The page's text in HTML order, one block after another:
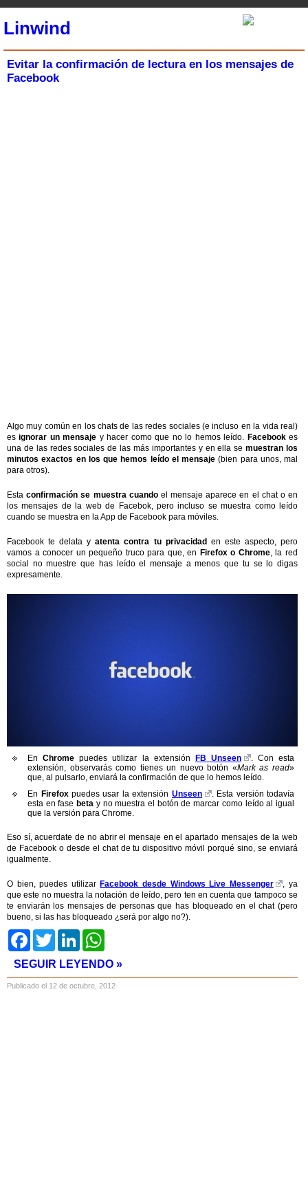
Linwind
Evitar la confirmación de lectura en los mensajes de
Facebook
Algo muy común en los chats de las redes sociales (e incluso en la vida real)
esignorar un mensaje y hacer como que no lo hemos leído. Facebookes
una de las redes sociales de las más importantes y en ella semuestran los
minutos exactos en los que hemos leído el mensaje (bien para unos, mal
para otros).
Estaconfirmación se muestra cuandoel mensaje aparece en el chat o en
los mensajes de la web de Facebok, pero incluso se muestra como leído
cuando se muestra en la App de Facebook para móviles.
Facebook te delata yatenta contra tu privacidad en este aspecto, pero
vamos a conocer un pequeño truco para que, en Firefox o Chrome, la red
social no muestre que has leído el mensaje a menos que tu se lo digas
expresamente.
EnChrome puedes utilizar la extensión FB Unseen
. Con esta
extensión, observarás como tienes un nuevo botón «Mark as read»
que, al pulsarlo, enviará la confirmación de que lo hemos leído.
En Firefoxpuedes usar la extensión Unseen
. Esta versión todavía
esta en fasebeta y no muestra el botón de marcar como leído al igual
que la versión para Chrome.
Eso sí, acuerdate de no abrir el mensaje en el apartado mensajes de la web
de Facebook o desde el chat de tu dispositivo móvil porqué sino, se enviará
igualmente.
O bien, puedes utilizarFacebook desde Windows Live Messenger
, ya
que este no muestra la notación de leído, pero ten en cuenta que tampoco se
te enviarán los mensajes de personas que has bloqueado en el chat (pero
bueno, si las has bloqueado ¿será por algo no?).
FacebookTwitter LinkedIn
SEGUIR LEYENDO »
Publicado el 12 de octubre, 2012